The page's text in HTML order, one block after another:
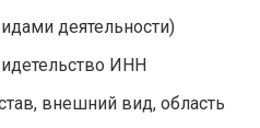
деятельности)
ИНН
внешний вид, область